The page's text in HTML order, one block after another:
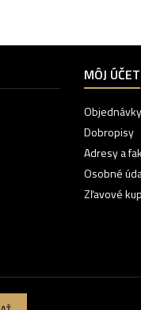
MÔJ ÚČET
Objednávky
Dobropisy
Adresy a
Osobné
Zľavové